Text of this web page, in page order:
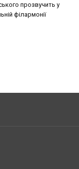
прозвучить у
філармонії